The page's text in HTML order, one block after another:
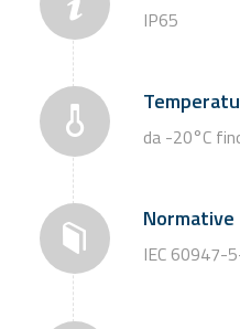
IP65
da -20°C
Normative
IEC 60947-